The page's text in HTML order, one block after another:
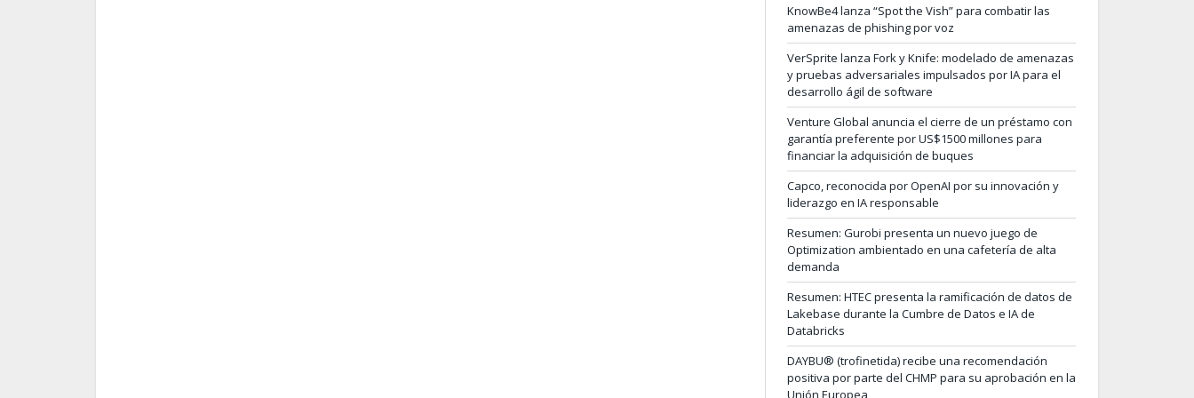
KnowBe4 lanza “Spot the Vish” para combatir las
amenazas de phishing por voz
VerSprite lanza Fork y Knife: modelado de amenazas
y pruebas adversariales impulsados por IA para el
desarrollo ágil de software
Venture Global anuncia el cierre de un préstamo con
garantía preferente por US$1500 millones para
financiar la adquisición de buques
Capco, reconocida por OpenAI por su innovación y
liderazgo en IA responsable
Resumen: Gurobi presenta un nuevo juego de
Optimization ambientado en una cafetería de alta
demanda
Resumen: HTEC presenta la ramificación de datos de
Lakebase durante la Cumbre de Datos e IA de
Databricks
DAYBU® (trofinetida) recibe una recomendación
positiva por parte del CHMP para su aprobación en la
Unión Europea